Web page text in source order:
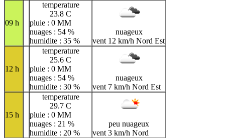
09 h
temperature
23.8 C
pluie : 0 MM
nuages : 54 %
humidite : 35 %
nuageux
vent 12 km/h Nord Est
12 h
temperature
25.6 C
pluie : 0 MM
nuages : 54 %
humidite : 30 %
nuageux
vent 7 km/h Nord Est
15 h
temperature
29.7 C
pluie : 0 MM
nuages : 21 %
humidite : 20 %
peu nuageux
vent 3 km/h Nord